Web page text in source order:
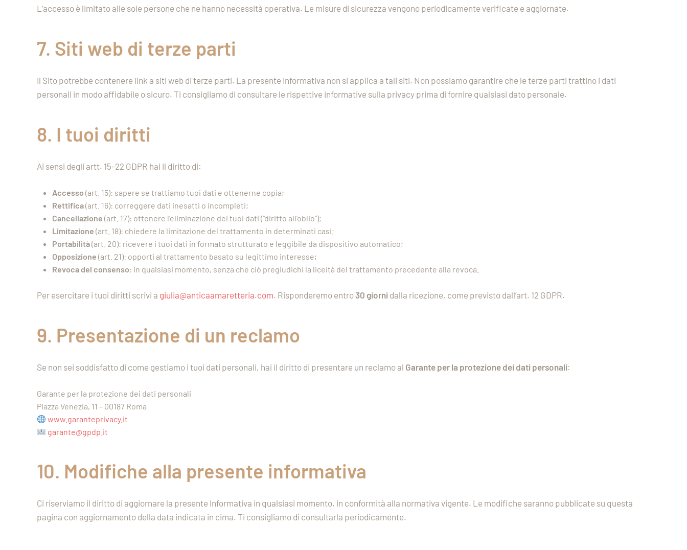
L’accesso è limitato alle sole persone che ne hanno necessità operativa. Le misure di sicurezza vengono periodicamente verificate e aggiornate.
7. Siti web di terze parti
Il Sito potrebbe contenere link a siti web di terze parti. La presente Informativa non si applica a tali siti. Non possiamo garantire che le terze parti trattino i dati
personali in modo affidabile o sicuro. Ti consigliamo di consultare le rispettive informative sulla privacy prima di fornire qualsiasi dato personale.
8. I tuoi diritti
Ai sensi degli artt. 15-22 GDPR hai il diritto di:
Accesso (art. 15): sapere se trattiamo tuoi dati e ottenerne copia;
Rettifica(art. 16): correggere dati inesatti o incompleti;
Cancellazione (art. 17): ottenere l’eliminazione dei tuoi dati (“diritto all’oblio”);
Limitazione (art. 18): chiedere la limitazione del trattamento in determinati casi;
Portabilità(art. 20): ricevere i tuoi dati in formato strutturato e leggibile da dispositivo automatico;
Opposizione (art. 21): opporti al trattamento basato su legittimo interesse;
Revoca del consenso: in qualsiasi momento, senza che ciò pregiudichi la liceità del trattamento precedente alla revoca.
Per esercitare i tuoi diritti scrivi a giulia@anticaamaretteria.com. Risponderemo entro30 giorni dalla ricezione, come previsto dall’art. 12 GDPR.
9. Presentazione di un reclamo
Se non sei soddisfatto di come gestiamo i tuoi dati personali, hai il diritto di presentare un reclamo al Garante per la protezione dei dati personali:
Garante per la protezione dei dati personali
Piazza Venezia, 11 – 00187 Roma
www.garanteprivacy.it
garante@gpdp.it
10. Modifiche alla presente informativa
Ci riserviamo il diritto di aggiornare la presente Informativa in qualsiasi momento, in conformità alla normativa vigente. Le modifiche saranno pubblicate su questa
pagina con aggiornamento della data indicata in cima. Ti consigliamo di consultarla periodicamente.